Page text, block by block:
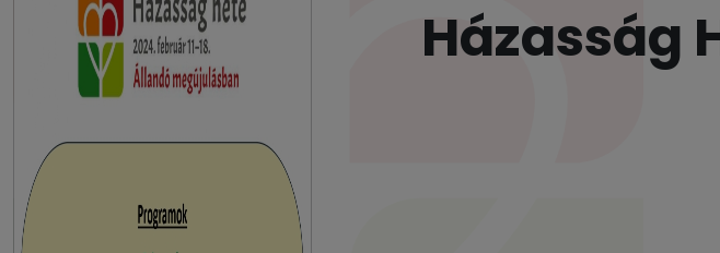
Házasság